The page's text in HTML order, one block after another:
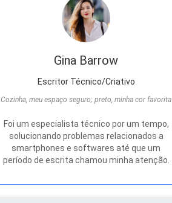
Gina Barrow
Escritor Técnico/Criativo
Cozinha, meu espaço seguro; preto, minha cor favorita
Foi um especialista técnico por um tempo,
solucionando problemas relacionados a
smartphones e softwares até que um
período de escrita chamou minha atenção.